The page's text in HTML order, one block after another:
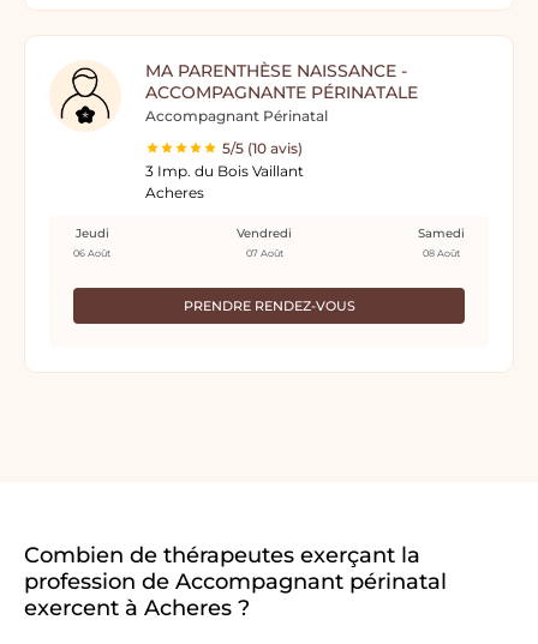
MA PARENTHÈSE NAISSANCE -
ACCOMPAGNANTE PÉRINATALE
Accompagnant Périnatal
5/5 (10 avis)
3 Imp. du Bois Vaillant
Acheres
PRENDRE RENDEZ-VOUS
Jeudi
06 Août
Vendredi
07 Août
Samedi
08 Août
Combien de thérapeutes exerçant la
profession de Accompagnant périnatal
exercent à Acheres ?